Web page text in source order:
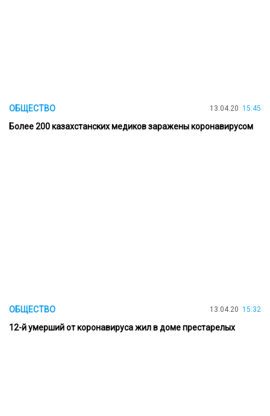
ОБЩЕСТВО 13.04.20 15:45
Более 200 казахстанских медиков заражены коронавирусом
ОБЩЕСТВО 13.04.20 15:32
12-й умерший от коронавируса жил в доме престарелых